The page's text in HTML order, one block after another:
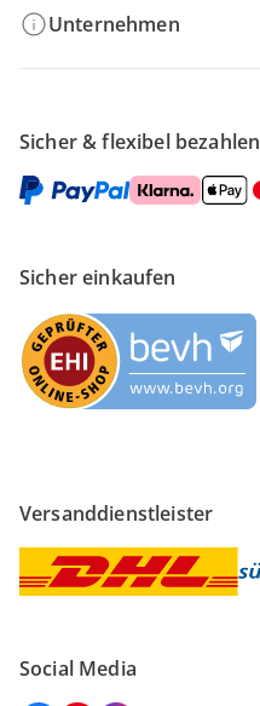
Unternehmen
Sicher & flexibel bezahlen
Sicher einkaufen
Versanddienstleister
Social Media